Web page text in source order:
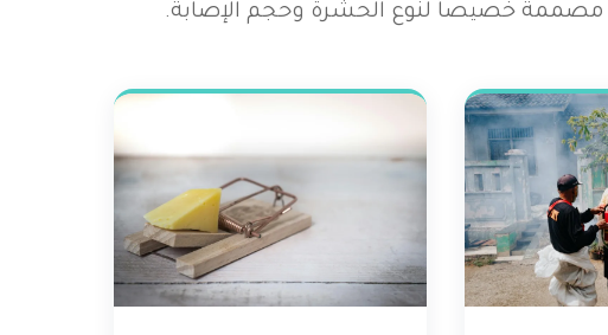
مصممة خصيصاً لنوع الحشرة وحجم الإصابة.